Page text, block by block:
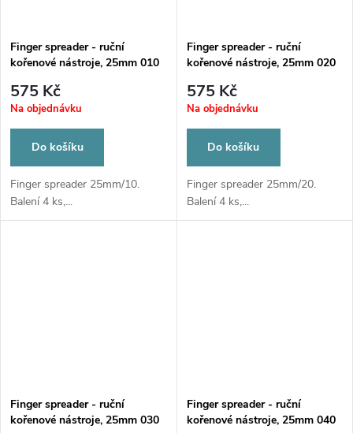
Finger spreader - ruční
kořenové nástroje, 25mm 010
575 Kč
Na objednávku
Do košíku
Finger spreader 25mm/10.
Balení 4 ks,...
Finger spreader - ruční
kořenové nástroje, 25mm 020
575 Kč
Na objednávku
Do košíku
Finger spreader 25mm/20.
Balení 4 ks,...
Finger spreader - ruční
kořenové nástroje, 25mm 030
Finger spreader - ruční
kořenové nástroje, 25mm 040